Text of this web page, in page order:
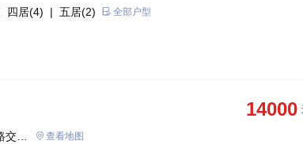
四居(4) | 五居(2) 全部户型
14000
汇
查看地图